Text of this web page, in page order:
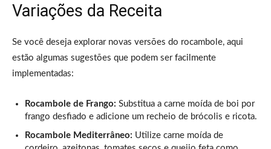
Variações da Receita
Se você deseja explorar novas versões do rocambole, aqui
estão algumas sugestões que podem ser facilmente
implementadas:
Rocambole de Frango: Substitua a carne moída de boi por
frango desfiado e adicione um recheio de brócolis e ricota.
Rocambole Mediterrâneo: Utilize carne moída de